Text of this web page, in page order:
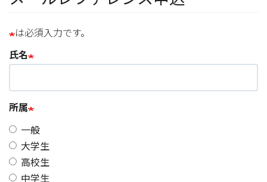
は必須入力です。
氏名
所属
一般
大学生
高校生
中学生